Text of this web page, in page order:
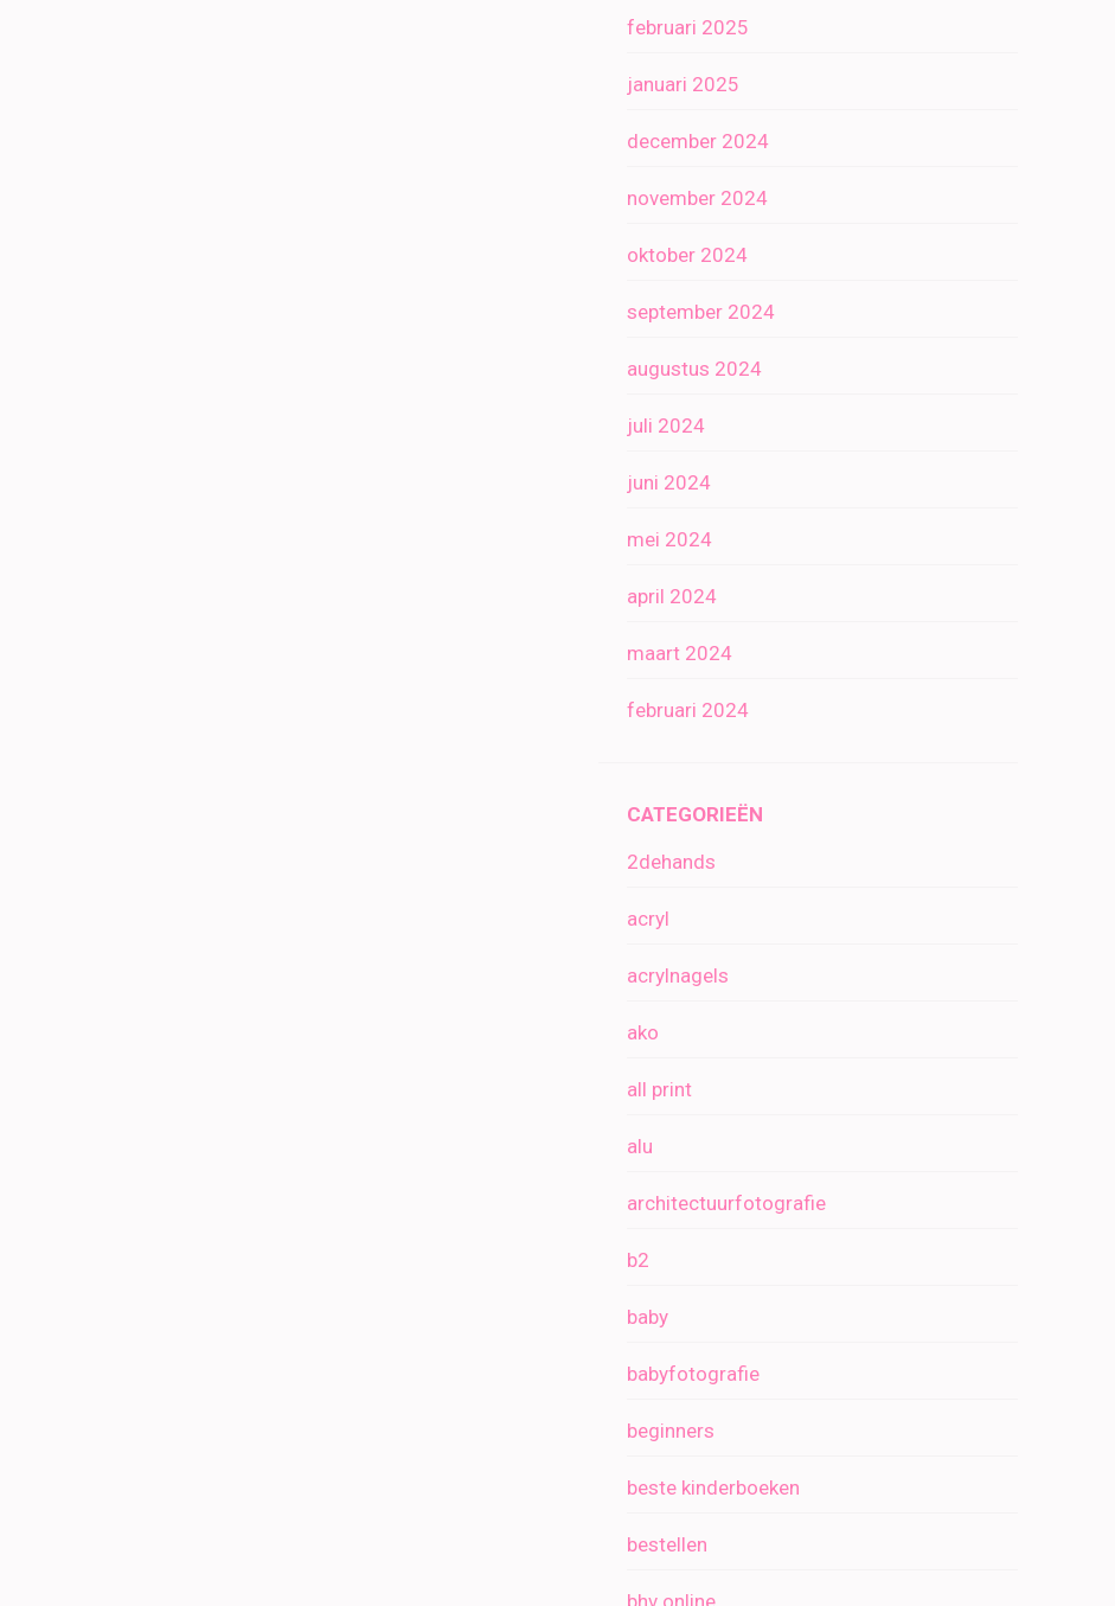
februari 2025
januari 2025
december 2024
november 2024
oktober 2024
september 2024
augustus 2024
juli 2024
juni 2024
mei 2024
april 2024
maart 2024
februari 2024
CATEGORIEËN
2dehands
acryl
acrylnagels
ako
all print
alu
architectuurfotografie
b2
baby
babyfotografie
beginners
beste kinderboeken
bestellen
bhv online